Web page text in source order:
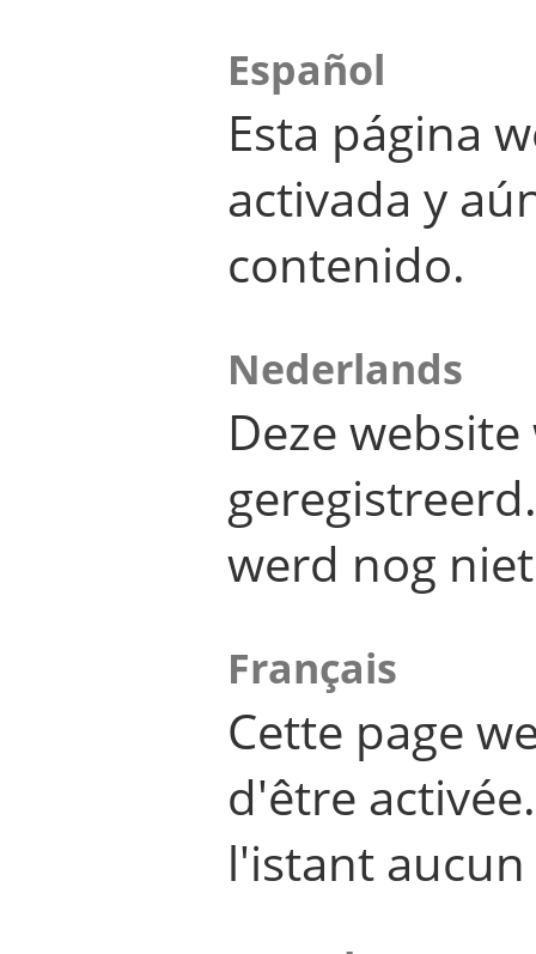
Español
Esta página
activada y
contenido.
Nederlands
Deze
werd nog
Français
Cette page
d'être
l'istant